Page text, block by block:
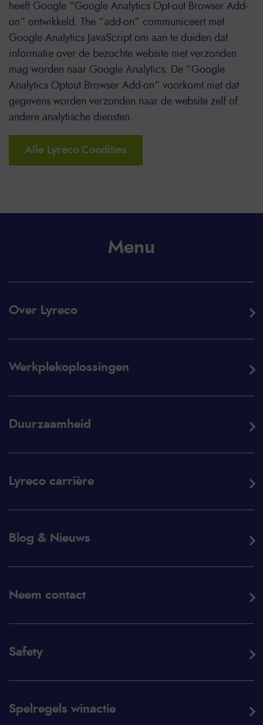
heeft Google “Google Analytics Opt-out Browser Add-
on” ontwikkeld. The “add-on” communiceert met
Google Analytics JavaScript om aan te duiden dat
informatie over de bezochte website niet verzonden
mag worden naar Google Analytics. De “Google
Analytics Optout Browser Add-on” voorkomt niet dat
gegevens worden verzonden naar de website zelf of
andere analytische diensten.
Alle Lyreco Condities
Menu
Over Lyreco
Werkplekoplossingen
Duurzaamheid
Lyreco carrière
Blog & Nieuws
Neem contact
Safety
Spelregels winactie